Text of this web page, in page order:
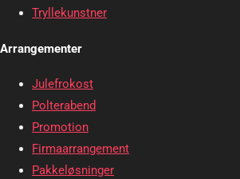
Tryllekunstner
Arrangementer
Julefrokost
Polterabend
Promotion
Firmaarrangement
Pakkeløsninger